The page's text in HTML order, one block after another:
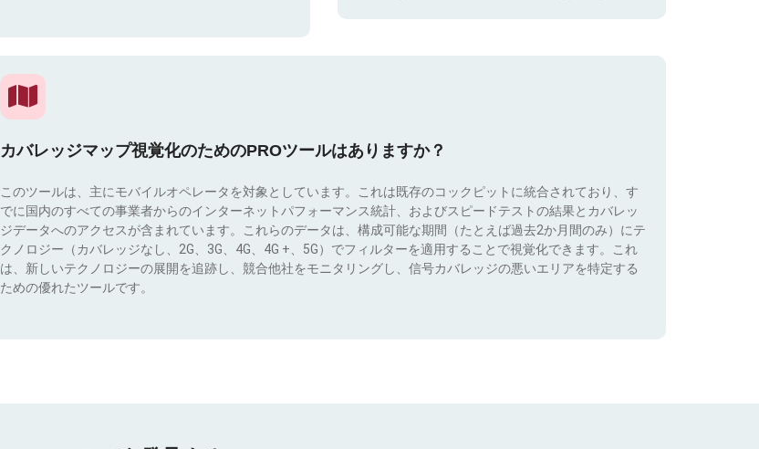
カバレッジマップ視覚化のためのPROツールはありますか？
このツールは、主にモバイルオペレータを対象としています。これは既存のコックピットに統合されており、す
でに国内のすべての事業者からのインターネットパフォーマンス統計、およびスピードテストの結果とカバレッ
ジデータへのアクセスが含まれています。これらのデータは、構成可能な期間（たとえば過去2か月間のみ）にテ
クノロジー（カバレッジなし、2G、3G、4G、4G +、5G）でフィルターを適用することで視覚化できます。これ
は、新しいテクノロジーの展開を追跡し、競合他社をモニタリングし、信号カバレッジの悪いエリアを特定する
ための優れたツールです。